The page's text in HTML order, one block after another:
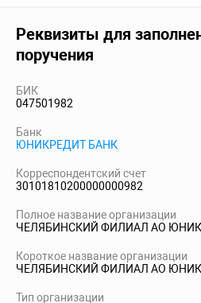
Реквизиты для
поручения
БИК
047501982
Банк
ЮНИКРЕДИТ БАНК
Корреспондентский счет
30101810200000000982
Полное название организации
ЧЕЛЯБИНСКИЙ ФИЛИАЛ АО
Короткое название организации
ЧЕЛЯБИНСКИЙ ФИЛИАЛ АО
Тип организации